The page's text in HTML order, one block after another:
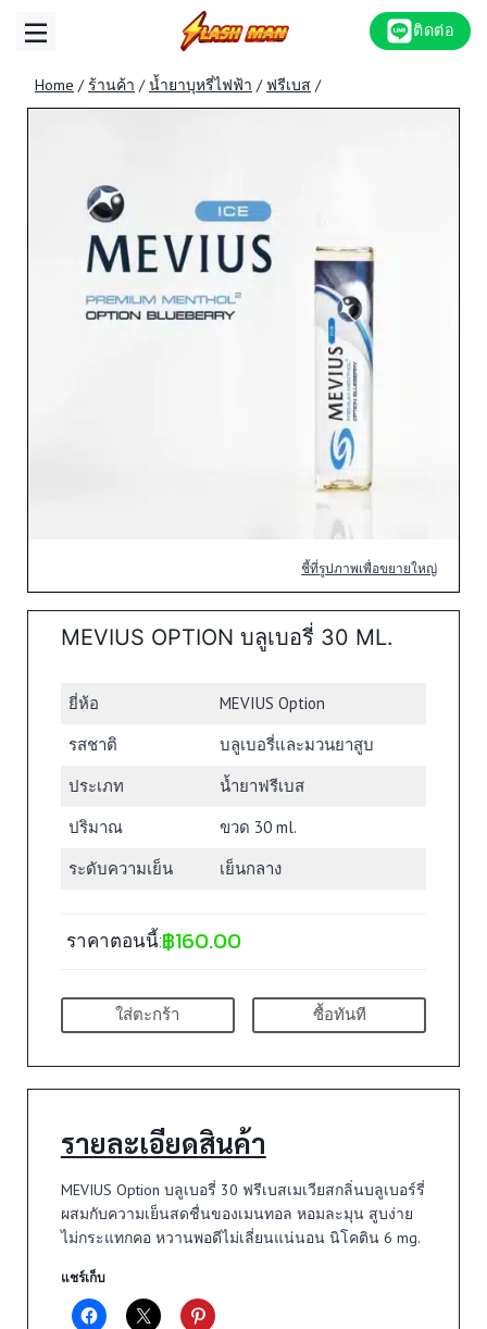
ติดต่อ
Home / ร้านค้า / น้ำยาบุหรี่ไฟฟ้า / ฟรีเบส /
ชี้ที่รูปภาพเพื่อขยายใหญ่
MEVIUS OPTION บลูเบอรี่ 30 ML.
ยี่ห้อ
MEVIUS Option
รสชาติ
บลูเบอรี่และมวนยาสูบ
ประเภท
น้ำยาฟรีเบส
ปริมาณ
ขวด 30 ml.
ระดับความเย็น
เย็นกลาง
ราคาตอนนี้:฿160.00
ใส่ตะกร้า ซื้อทันที
รายละเอียดสินค้า
MEVIUS Option บลูเบอรี่ 30 ฟรีเบสเมเวียสกลิ่นบลูเบอร์รี่
ผสมกับความเย็นสดชื่นของเมนทอล หอมละมุน สูบง่าย
ไม่กระแทกคอ หวานพอดีไม่เลี่ยนแน่นอน นิโคติน 6 mg.
แชร์เก็บ